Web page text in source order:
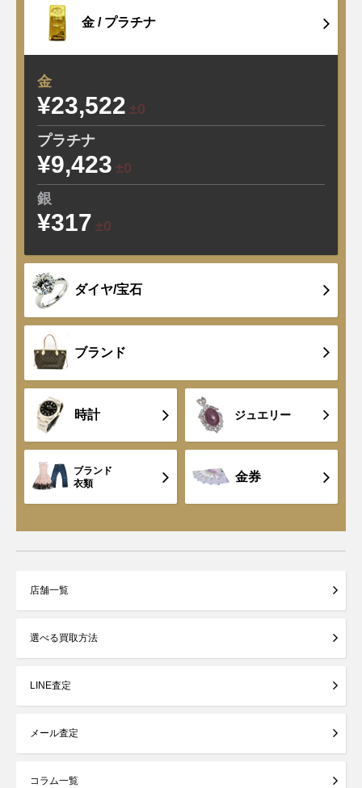
金 / プラチナ
金
¥23,522 ±0
プラチナ
¥9,423 ±0
銀
¥317 ±0
ダイヤ/宝石
ブランド
時計 ジュエリー
ブランド
衣類
金券
店舗一覧
選べる買取方法
LINE査定
メール査定
コラム一覧